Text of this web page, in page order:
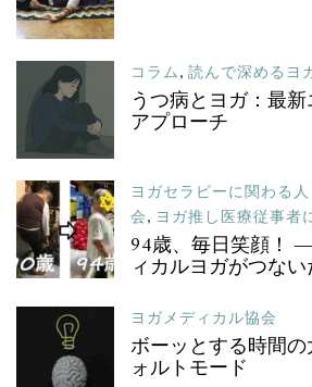
コラム, 読んで深めるヨ
うつ病とヨガ：最
アプローチ
ヨガセラピーに関わる人
会, ヨガ推し医療従事者
94歳、毎日笑顔！
ィカルヨガがつな
ヨガメディカル協会
ボーッとする時間
ォルトモード